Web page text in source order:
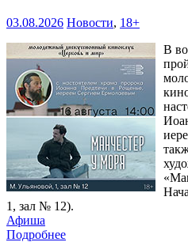
03.08.2026 Новости, 18+
В
1, зал № 12).
Афиша
Подробнее